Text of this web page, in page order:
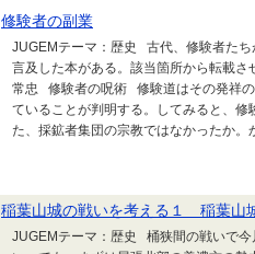
修験者の副業
JUGEMテーマ：歴史 古代、修験者たち
言及した本がある。該当箇所から転載さ
常忠 修験者の呪術 修験道はその発祥の
ていることが判明する。してみると、
た、採鉱者集団の宗教ではなかったか。
稲葉山城の戦いを考える１ 稲葉山
JUGEMテーマ：歴史 桶狭間の戦いで今